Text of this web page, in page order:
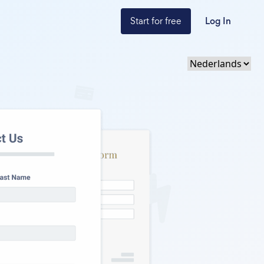
Start for free Log In